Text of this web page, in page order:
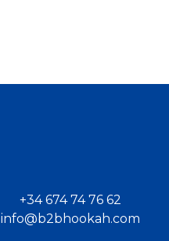
+34 674 74 76 62
info@b2bhookah.com